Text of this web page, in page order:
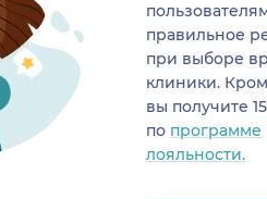
правильное
при выборе
клиники.
вы получите
по программе
лояльности.